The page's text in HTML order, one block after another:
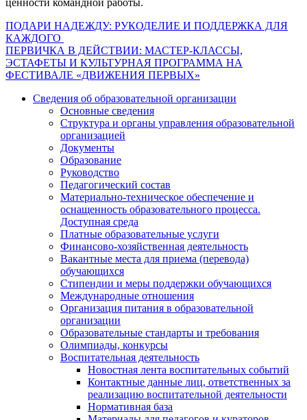
Навигация
по
записям
ПОДАРИ НАДЕЖДУ: РУКОДЕЛИЕ И ПОДДЕРЖКА ДЛЯ
КАЖДОГО
ПЕРВИЧКА В ДЕЙСТВИИ: МАСТЕР‑КЛАССЫ,
ЭСТАФЕТЫ И КУЛЬТУРНАЯ ПРОГРАММА НА
ФЕСТИВАЛЕ «ДВИЖЕНИЯ ПЕРВЫХ»
Сведения об образовательной организации
Основные сведения
Структура и органы управления образовательной
организацией
Документы
Образование
Руководство
Педагогический состав
Материально-техническое обеспечение и
оснащенность образовательного процесса.
Доступная среда
Платные образовательные услуги
Финансово-хозяйственная деятельность
Вакантные места для приема (перевода)
обучающихся
Стипендии и меры поддержки обучающихся
Международные отношения
Организация питания в образовательной
организации
Образовательные стандарты и требования
Олимпиады, конкурсы
Воспитательная деятельность
Новостная лента воспитательных событий
Контактные данные лиц, ответственных за
реализацию воспитательной деятельности
Нормативная база